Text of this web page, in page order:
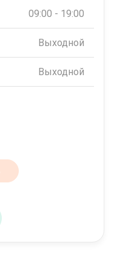
09:00 - 19:00
Выходной
Выходной